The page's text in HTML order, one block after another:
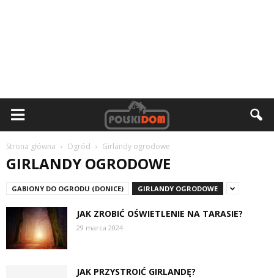
Strona główna Ogród Girlandy ogrodowe
GIRLANDY OGRODOWE
GABIONY DO OGRODU (DONICE) GIRLANDY OGRODOWE
JAK ZROBIĆ OŚWIETLENIE NA TARASIE?
29 marca 2024
JAK PRZYSTROIĆ GIRLANDĘ?